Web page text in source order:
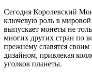
Сегодня Королевский
ключевую роль в
выпускает монеты не
многих других стран по
прежнему славятся
дизайном, привлекая
уголков планеты.